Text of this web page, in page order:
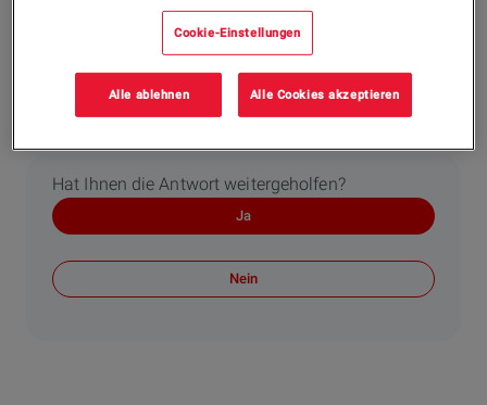
erreicht.Der Grund dafür sind stärkere und konstantere
Winde auf dem Meer. Zudem bieten Offshore-Projekte
den Vorteil, dass es weniger Flächennutzungskonflikte
mit Anwohnern gibt und weitaus größere Anlagen
gebaut werden können.
Hat Ihnen die Antwort weitergeholfen?
Ja
Nein
Cookie-Einstellungen
Alle ablehnen Alle Cookies akzeptieren